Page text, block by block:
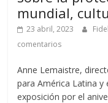
mundial,
23 abril, 2023
comentarios
Anne Lemaistre,
para América Latina y
exposición por el